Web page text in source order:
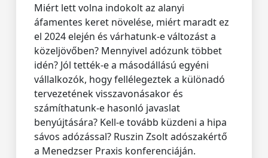
Miért lett volna indokolt az alanyi
áfamentes keret növelése, miért maradt ez
el 2024 elején és várhatunk-e változást a
közeljövőben? Mennyivel adózunk többet
idén? Jól tették-e a másodállású egyéni
vállalkozók, hogy fellélegeztek a különadó
tervezetének visszavonásakor és
számíthatunk-e hasonló javaslat
benyújtására? Kell-e tovább küzdeni a hipa
sávos adózással? Ruszin Zsolt adószakértő
a Menedzser Praxis konferenciáján.